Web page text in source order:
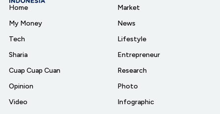
Home
My Money
Tech
Sharia
Cuap Cuap Cuan
Opinion
Video
Market
News
Lifestyle
Entrepreneur
Research
Photo
Infographic